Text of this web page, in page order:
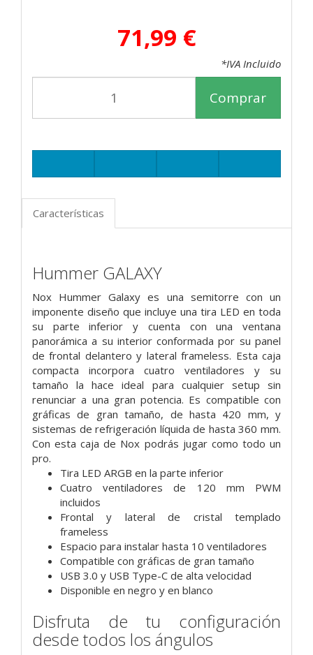
71,99 €
*IVA Incluido
Comprar
Características
Hummer GALAXY
Nox Hummer Galaxy es una semitorre con un
imponente diseño que incluye una tira LED en toda
su parte inferior y cuenta con una ventana
panorámica a su interior conformada por su panel
de frontal delantero y lateral frameless. Esta caja
compacta incorpora cuatro ventiladores y su
tamaño la hace ideal para cualquier setup sin
renunciar a una gran potencia. Es compatible con
gráficas de gran tamaño, de hasta 420 mm, y
sistemas de refrigeración líquida de hasta 360 mm.
Con esta caja de Nox podrás jugar como todo un
pro.
Tira LED ARGB en la parte inferior
Cuatro ventiladores de 120 mm PWM
incluidos
Frontal y lateral de cristal templado
frameless
Espacio para instalar hasta 10 ventiladores
Compatible con gráficas de gran tamaño
USB 3.0 y USB Type-C de alta velocidad
Disponible en negro y en blanco
Disfruta de tu configuración
desde todos los ángulos